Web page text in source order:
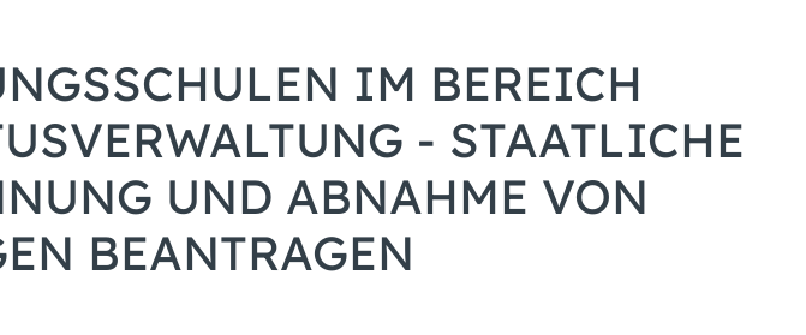
IM BEREICH
- STAATLICHE
UND ABNAHME VON
BEANTRAGEN